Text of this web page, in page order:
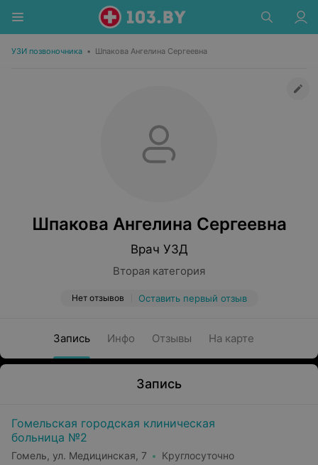
УЗИ позвоночника • Шпакова Ангелина Сергеевна
Шпакова Ангелина Сергеевна
Врач УЗД
Вторая категория
Нет отзывов Оставить первый отзыв
Запись Инфо Отзывы На карте
Запись
Гомельская городская клиническая
больница №2
Гомель, ул. Медицинская, 7 Круглосуточно